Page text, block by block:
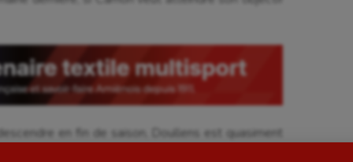
Korfbal
Longue paume
en fin de saison, Doullens est quasiment
cette saison, les Doullennais font pâle figure mais